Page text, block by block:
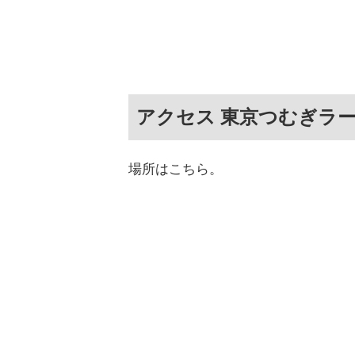
アクセス 東京つむぎラ
場所はこちら。